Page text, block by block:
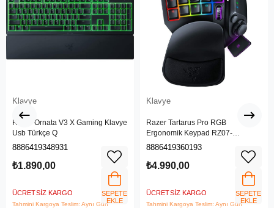
Klavye
Razer Ornata V3 X Gaming Klavye
Usb Türkçe Q
8886419348931
₺1.890,00
ÜCRETSIZ KARGO
Tahmini Kargoya Teslim: Aynı Gün
SEPETE
EKLE
Klavye
Razer Tartarus Pro RGB
Ergonomik Keypad RZ07-
03110100-R3M1
8886419360193
₺4.990,00
ÜCRETSIZ KARGO
Tahmini Kargoya Teslim: Aynı Gün
SEPETE
EKLE